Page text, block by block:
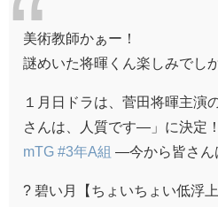
美術教師かぁー！
謎めいた将暉くん楽しみでし
１月日ドラは、菅田将暉主演
さんは、人質です―」に決定
mTG #3年A組 ―今から皆さ
? 碧い月【ちょいちょい低浮